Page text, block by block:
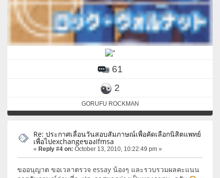
61
2
GORUFU ROCKMAN
Re: ประกาศเลื่อนวันสอบสัมภาษณ์เพื่อคัดเลือกนิสิตแพทย์
เพื่อไปexchangeของIfmsa
« Reply #4 on: October 13, 2010, 10:22:49 pm »
ขออนุญาต ขอเวลาตรวจ essay น้องๆ และรวบรวมผลคะแนน